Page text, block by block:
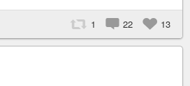
1 22 13